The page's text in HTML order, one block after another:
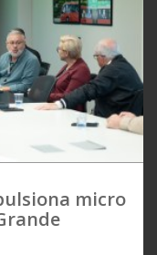
micro